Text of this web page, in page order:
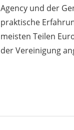
Agency und der
praktische
meisten Teilen
der Vereinigung